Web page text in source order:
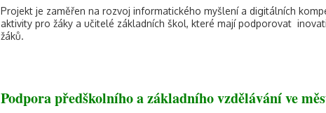
Projekt je zaměřen na rozvoj informatického myšlení a digitálních
aktivity pro žáky a učitelé základních škol, které mají podporovat
žáků.
Podpora předškolního a základního vzdělávání ve